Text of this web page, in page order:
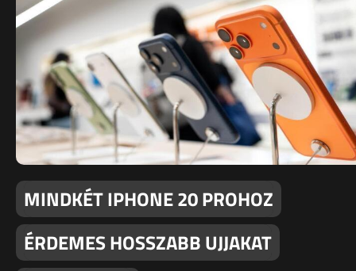
MINDKÉT IPHONE 20 PROHOZ
ÉRDEMES HOSSZABB UJJAKAT